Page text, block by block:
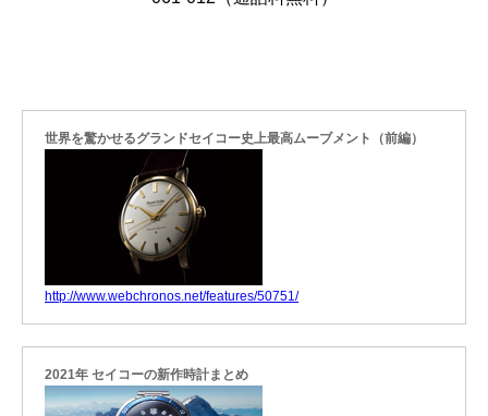
世界を驚かせるグランドセイコー史上最高ムーブメント（前編）
http://www.webchronos.net/features/50751/
2021年 セイコーの新作時計まとめ